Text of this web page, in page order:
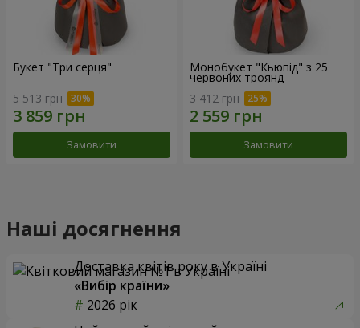
Букет "Три серця"
5 513 грн
Замовити
Монобукет "Кьюпід" з 25
червоних троянд
3 412 грн
Замовити
Наші досягнення
Доставка квітів року в Україні
«Вибір країни»
2026 рік